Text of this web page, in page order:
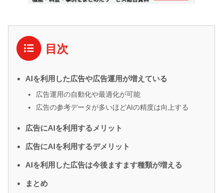
目次
AIを利用した広告や広告運用が増えている
広告運用の自動化や最適化が可能
広告の参考データが多いほどAIの精度は向上する
広告にAIを利用するメリット
広告にAIを利用するデメリット
AIを利用した広告は今後ますます種類が増える
まとめ